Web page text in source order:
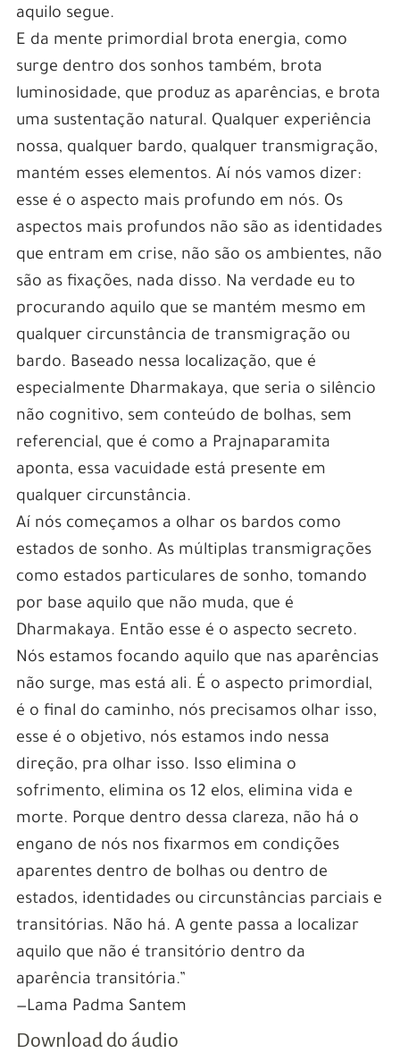
aquilo segue.
E da mente primordial brota energia, como
surge dentro dos sonhos também, brota
luminosidade, que produz as aparências, e brota
uma sustentação natural. Qualquer experiência
nossa, qualquer bardo, qualquer transmigração,
mantém esses elementos. Aí nós vamos dizer:
esse é o aspecto mais profundo em nós. Os
aspectos mais profundos não são as identidades
que entram em crise, não são os ambientes, não
são as fixações, nada disso. Na verdade eu to
procurando aquilo que se mantém mesmo em
qualquer circunstância de transmigração ou
bardo. Baseado nessa localização, que é
especialmente Dharmakaya, que seria o silêncio
não cognitivo, sem conteúdo de bolhas, sem
referencial, que é como a Prajnaparamita
aponta, essa vacuidade está presente em
qualquer circunstância.
Aí nós começamos a olhar os bardos como
estados de sonho. As múltiplas transmigrações
como estados particulares de sonho, tomando
por base aquilo que não muda, que é
Dharmakaya. Então esse é o aspecto secreto.
Nós estamos focando aquilo que nas aparências
não surge, mas está ali. É o aspecto primordial,
é o final do caminho, nós precisamos olhar isso,
esse é o objetivo, nós estamos indo nessa
direção, pra olhar isso. Isso elimina o
sofrimento, elimina os 12 elos, elimina vida e
morte. Porque dentro dessa clareza, não há o
engano de nós nos fixarmos em condições
aparentes dentro de bolhas ou dentro de
estados, identidades ou circunstâncias parciais e
transitórias. Não há. A gente passa a localizar
aquilo que não é transitório dentro da
aparência transitória.”
—Lama Padma Santem
Download do áudio